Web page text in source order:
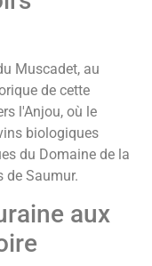
Muscadet, au
de cette
l'Anjou, où le
biologiques
du Domaine de la
de Saumur.
aux